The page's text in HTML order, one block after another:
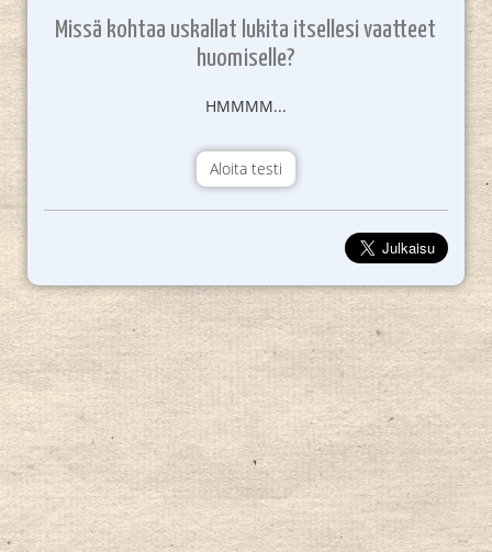
Missä kohtaa uskallat lukita itsellesi vaatteet
huomiselle?
HMMMM...
Aloita testi